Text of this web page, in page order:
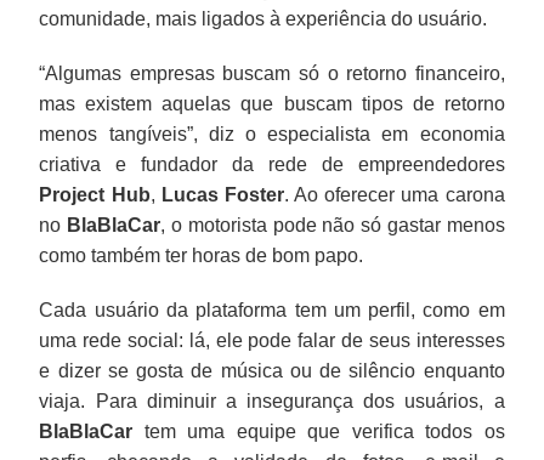
comunidade, mais ligados à experiência do usuário.
“Algumas empresas buscam só o retorno financeiro,
mas existem aquelas que buscam tipos de retorno
menos tangíveis”, diz o especialista em economia
criativa e fundador da rede de empreendedores
Project Hub, Lucas Foster. Ao oferecer uma carona
no BlaBlaCar, o motorista pode não só gastar menos
como também ter horas de bom papo.
Cada usuário da plataforma tem um perfil, como em
uma rede social: lá, ele pode falar de seus interesses
e dizer se gosta de música ou de silêncio enquanto
viaja. Para diminuir a insegurança dos usuários, a
BlaBlaCar tem uma equipe que verifica todos os